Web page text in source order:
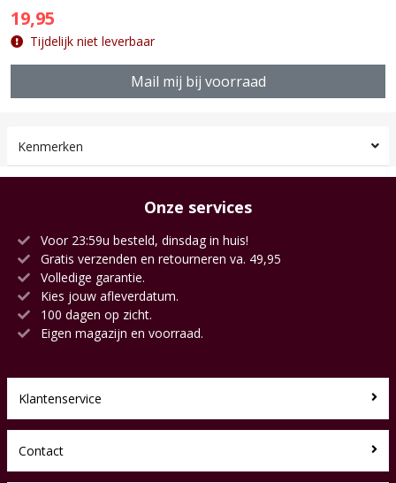
19,95
Tijdelijk niet leverbaar
Mail mij bij voorraad
Kenmerken
Onze services
Voor 23:59u besteld, dinsdag in huis!
Gratis verzenden en retourneren va. 49,95
Volledige garantie.
Kies jouw afleverdatum.
100 dagen op zicht.
Eigen magazijn en voorraad.
Klantenservice
Contact